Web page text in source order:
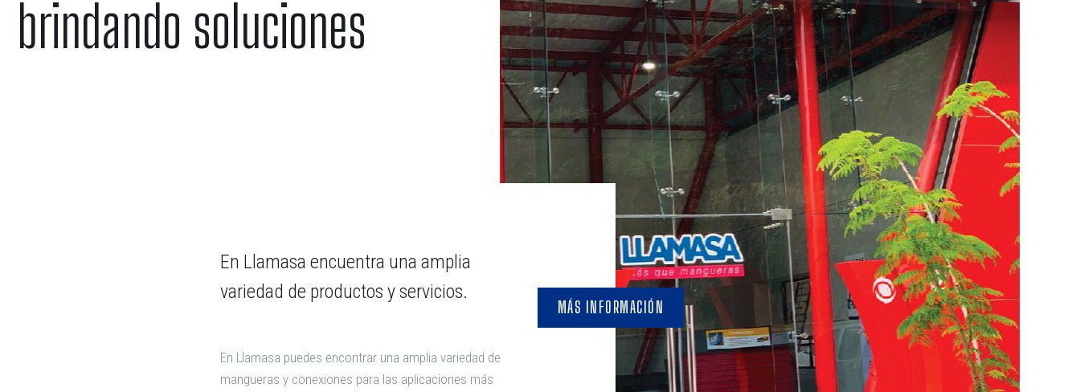
brindando soluciones
En Llamasa encuentra una amplia
variedad de productos y servicios.
En Llamasa puedes encontrar una amplia variedad de
mangueras y conexiones para las aplicaciones más
MÁS INFORMACIÓN